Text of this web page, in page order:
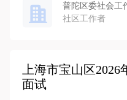
普陀区委社会工
社区工作者
上海市宝山区
面试